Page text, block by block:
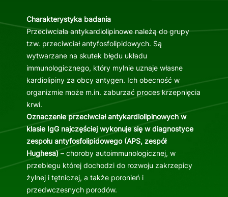
Charakterystyka badania
Przeciwciała antykardiolipinowe należą do grupy
tzw. przeciwciał antyfosfolipidowych. Są
wytwarzane na skutek błędu układu
immunologicznego, który mylnie uznaje własne
kardiolipiny za obcy antygen. Ich obecność w
organizmie może m.in. zaburzać proces krzepnięcia
krwi.
Oznaczenie przeciwciał antykardiolipinowych w
klasie IgG najczęściej wykonuje się w diagnostyce
zespołu antyfosfolipidowego (APS, zespół
Hughesa)– choroby autoimmunologicznej, w
przebiegu której dochodzi do rozwoju zakrzepicy
żylnej i tętniczej, a także poronień i
przedwczesnych porodów.